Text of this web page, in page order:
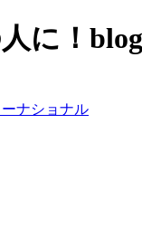
に！
ナショナル